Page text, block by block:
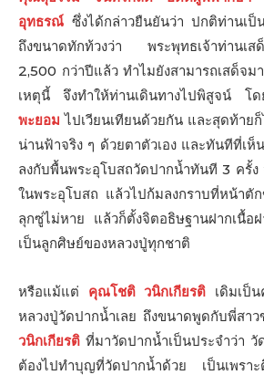
อุทธรณ์ ซึ่งได้กล่าวยืนยันว่า ปกติท่านเป็
ถึงขนาดทักท้วงว่า พระพุทธเจ้าท่านเส
2,500 กว่าปีแล้ว ทำไมยังสามารถเสด็จม
เหตุนี้ จึงทำให้ท่านเดินทางไปพิสูจน์ โ
พะยอม ไปเวียนเทียนด้วยกัน และสุดท้าย
น่านฟ้าจริง ๆ ด้วยตาตัวเอง และทันทีที่เห็
ลงกับพื้นพระอุโบสถวัดปากนํ้าทันที 3 ครั้ง
ในพระอุโบสถ แล้วไปก้มลงกราบที่หน้าตั
ลุกซู่ไม่หาย แล้วก็ตั้งจิตอธิษฐานฝากเนื้อ
เป็นลูกศิษย์ของหลวงปู่ทุกชาติ
หรือแม้แต่ คุณโชติ วนิกเกียรติ เดิมเป็
หลวงปู่วัดปากนํ้าเลย ถึงขนาดพูดกับพี่สาว
วนิกเกียรติ ที่มาวัดปากนํ้าเป็นประจำว่า
ต้องไปทำบุญที่วัดปากนํ้าด้วย เป็นเพราะ